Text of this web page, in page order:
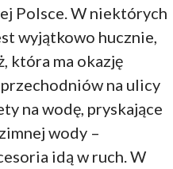
Polsce. W niektórych
wyjątkowo hucznie,
która ma okazję
na ulicy
na wodę, pryskające
wody –
idą w ruch. W